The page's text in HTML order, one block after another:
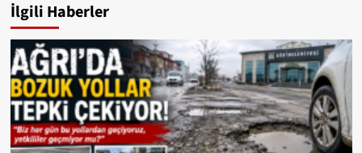
İlgili Haberler